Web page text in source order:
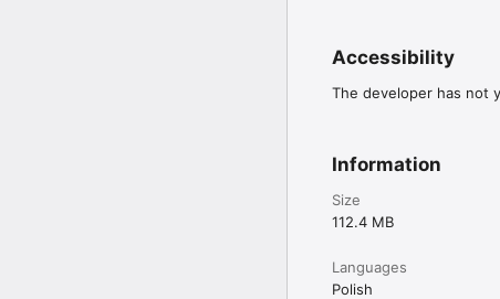
Accessibility
The developer has not
Information
Size
112.4 MB
Languages
Polish